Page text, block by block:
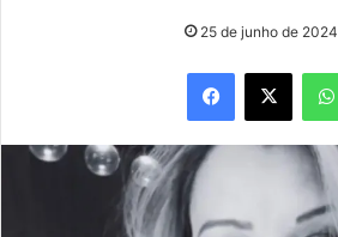
25 de junho de 2024
Facebook
X